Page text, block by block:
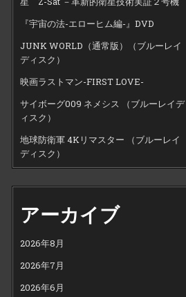
『宇宙の法-エローヒム編-』DVD
JUNK WORLD（通常版）（ブルーレイ
ディスク）
映画ラストマン-FIRST LOVE-
サイボーグ009 ネメシス （ブルーレイデ
ィスク）
地球防衛軍 4Kリマスター （ブルーレイ
ディスク）
アーカイブ
2026年8月
2026年7月
2026年6月